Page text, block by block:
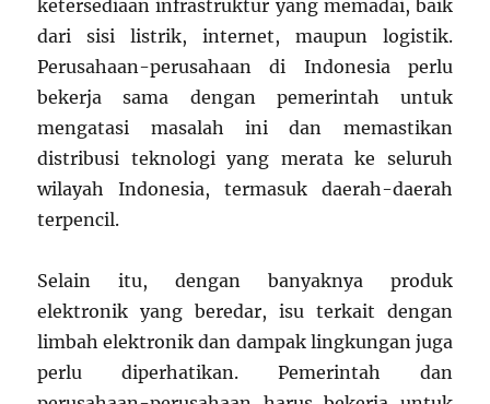
ketersediaan infrastruktur yang memadai, baik
dari sisi listrik, internet, maupun logistik.
Perusahaan-perusahaan di Indonesia perlu
bekerja sama dengan pemerintah untuk
mengatasi masalah ini dan memastikan
distribusi teknologi yang merata ke seluruh
wilayah Indonesia, termasuk daerah-daerah
terpencil.
Selain itu, dengan banyaknya produk
elektronik yang beredar, isu terkait dengan
limbah elektronik dan dampak lingkungan juga
perlu diperhatikan. Pemerintah dan